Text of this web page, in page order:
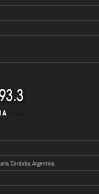
Córdoba, Argentina.